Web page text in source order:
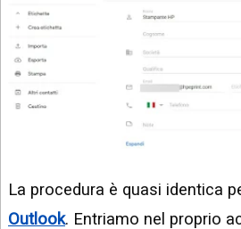
La procedura è quasi identica
Outlook. Entriamo nel proprio